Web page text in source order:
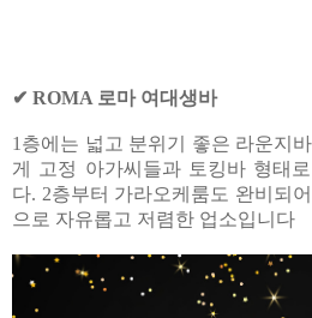
✔ ROMA 로마 여대생바
1층에는 넓고 분위기 좋은 라운지
게 고정 아가씨들과 토킹바 형태
다. 2층부터 가라오케룸도 완비되
으로 자유롭고 저렴한 업소입니다